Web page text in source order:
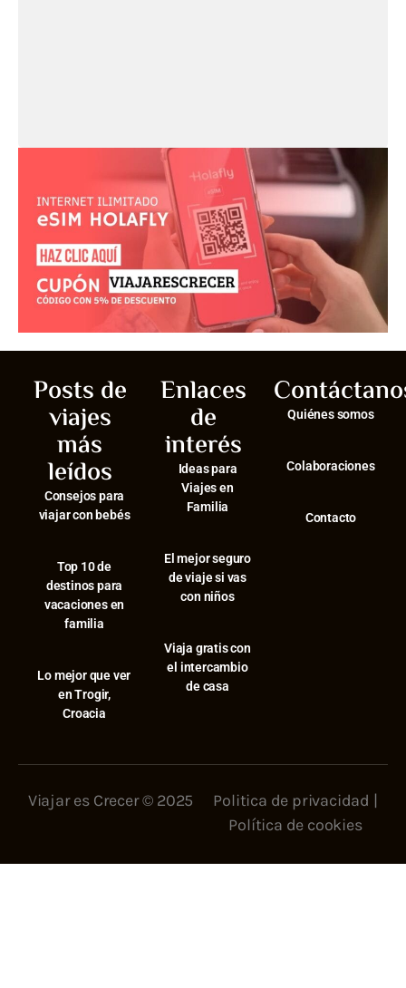
Posts de
viajes
más
leídos
Consejos para
viajar con bebés
⁠Top 10 de
destinos para
vacaciones en
familia
⁠Lo mejor que ver
en Trogir,
Croacia
Enlaces
de
interés
Ideas para
Viajes en
Familia
El mejor seguro
de viaje si vas
con niños
Viaja gratis con
el intercambio
de casa
Quiénes somos
Colaboraciones
Contacto
Viajar es Crecer © 2025 Politica de privacidad |
Política de cookies